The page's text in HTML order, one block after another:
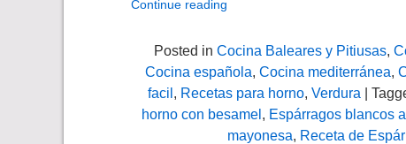
Continue reading
Posted in Cocina Baleares y Pitiusas,
Cocina española, Cocina mediterránea,
facil , Recetas para horno, Verdura |
horno con besamel , Espárragos blancos
mayonesa, Receta de